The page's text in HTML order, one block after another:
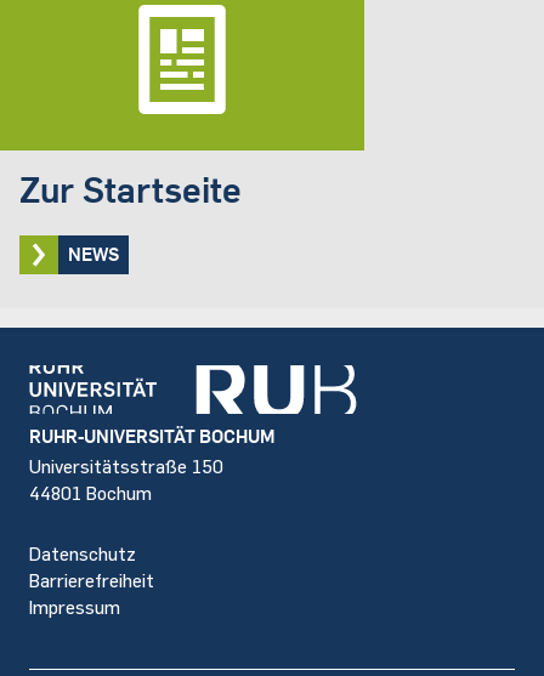
Zur Startseite
NEWS
Footer
RUHR-UNIVERSITÄT BOCHUM
Universitätsstraße 150
44801 Bochum
Datenschutz
Barrierefreiheit
Impressum